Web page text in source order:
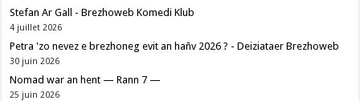
Stefan Ar Gall - Brezhoweb Komedi Klub
4 juillet 2026
Petra 'zo nevez e brezhoneg evit an hañv 2026 ? - Deiziataer Brezhoweb
30 juin 2026
Nomad war an hent — Rann 7 —
25 juin 2026